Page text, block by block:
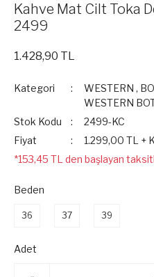
Kahve Mat Cilt Toka
2499
1.428,90 TL
Kategori WESTERN ,
WESTERN
Stok Kodu
2499-KC
Fiyat
1.299,00 TL +
*153,45 TL den başlayan
Beden
36 37 39
Adet